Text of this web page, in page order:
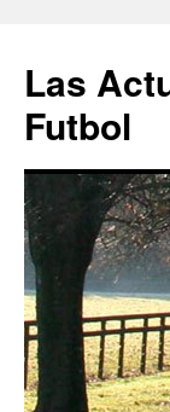
Las
Futbol